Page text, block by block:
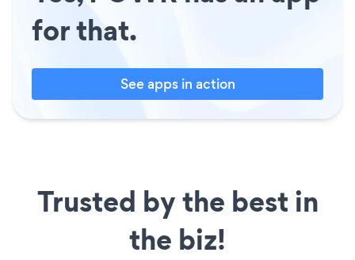
for that.
See apps in action
Trusted by the best in
the biz!